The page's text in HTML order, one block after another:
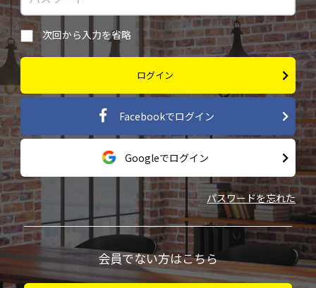
次回から入力を省略
ログイン
Facebookでログイン
Googleでログイン
パスワードを忘れた
会員でない方はこちら